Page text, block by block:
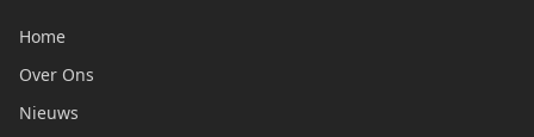
Home
Over Ons
Nieuws